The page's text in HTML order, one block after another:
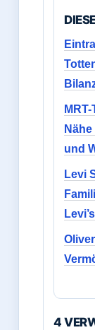
und
Levi
4